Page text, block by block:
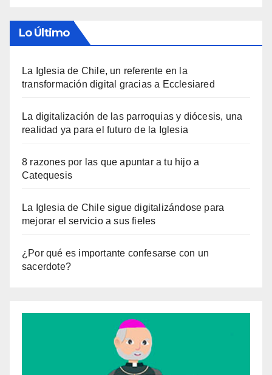
Lo Último
La Iglesia de Chile, un referente en la
transformación digital gracias a Ecclesiared
La digitalización de las parroquias y diócesis, una
realidad ya para el futuro de la Iglesia
8 razones por las que apuntar a tu hijo a
Catequesis
La Iglesia de Chile sigue digitalizándose para
mejorar el servicio a sus fieles
¿Por qué es importante confesarse con un
sacerdote?